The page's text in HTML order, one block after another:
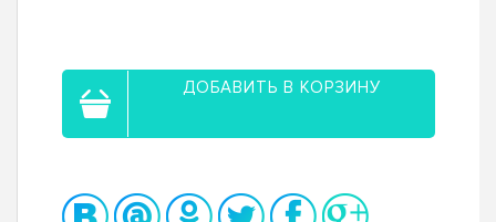
ДОБАВИТЬ В КОРЗИНУ